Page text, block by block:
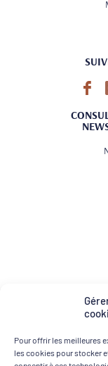
Pour offrir les meilleures
les cookies pour stocker